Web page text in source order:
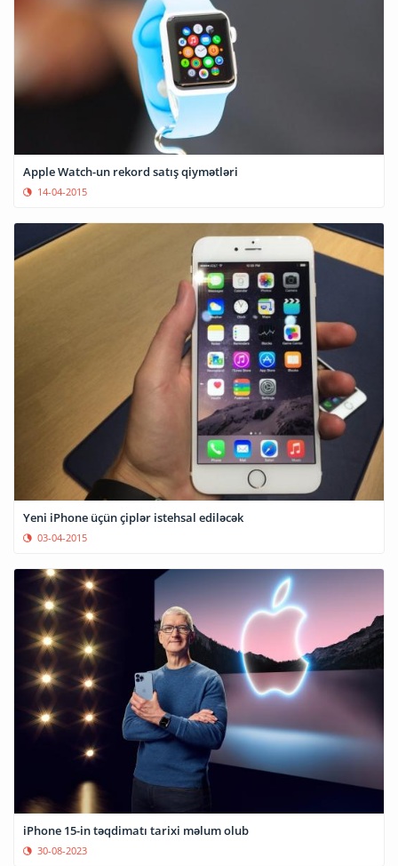
Apple Watch-un rekord satış qiymətləri
14-04-2015
Yeni iPhone üçün çiplər istehsal ediləcək
03-04-2015
iPhone 15-in təqdimatı tarixi məlum olub
30-08-2023